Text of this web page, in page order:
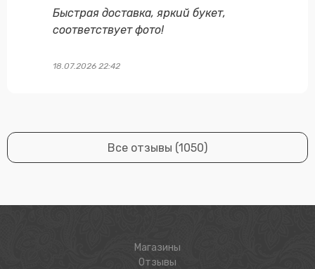
Быстрая доставка, яркий букет,
соответствует фото!
18.07.2026 22:42
Все отзывы (1050)
Магазины
Отзывы